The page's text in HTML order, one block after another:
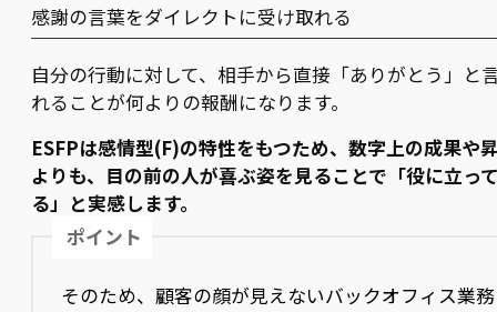
感謝の言葉をダイレクトに受け取れる
自分の行動に対して、相手から直接「ありがとう」と
れることが何よりの報酬になります。
ESFPは感情型(F)の特性をもつため、数字上の成果や
よりも、目の前の人が喜ぶ姿を見ることで「役に立っ
る」と実感します。
ポイント
そのため、顧客の顔が見えないバックオフィス業務